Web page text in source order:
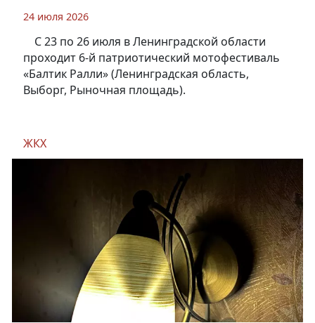
24 июля 2026
С 23 по 26 июля в Ленинградской области
проходит 6-й патриотический мотофестиваль
«Балтик Ралли» (Ленинградская область,
Выборг, Рыночная площадь).
ЖКХ